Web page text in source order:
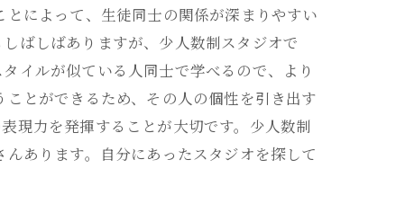
によって、生徒同士の関係が深まりやすい
ばしばありますが、少人数制スタジオで
イルが似ている人同士で学べるので、より
とができるため、その人の個性を引き出す
現力を発揮することが大切です。少人数制
あります。自分にあったスタジオを探して